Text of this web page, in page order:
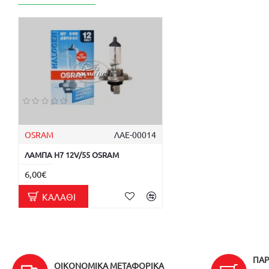
OSRAM ΛΑΕ-00014
ΛΑΜΠΑ H7 12V/55 OSRAM
6,00€
ΚΑΛΆΘΙ
ΟΙΚΟΝΟΜΙΚΆ ΜΕΤΑΦΟΡΙΚΆ